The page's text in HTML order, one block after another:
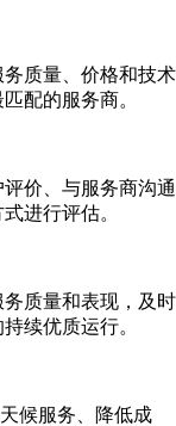
质量、价格和技术
配的服务商。
价、与服务商沟通
进行评估。
质量和表现，及时
续优质运行。
候服务、降低成